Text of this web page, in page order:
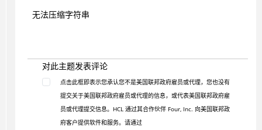
无法压缩字符串
对此主题发表评论
点击此框即表示您承认您不是美国联邦政府雇员或代理，您也没有
提交关于美国联邦政府雇员或代理的信息，或代表美国联邦政府雇
员或代理提交信息。HCL 通过其合作伙伴 Four, Inc. 向美国联邦政
府客户提供软件和服务。请通过